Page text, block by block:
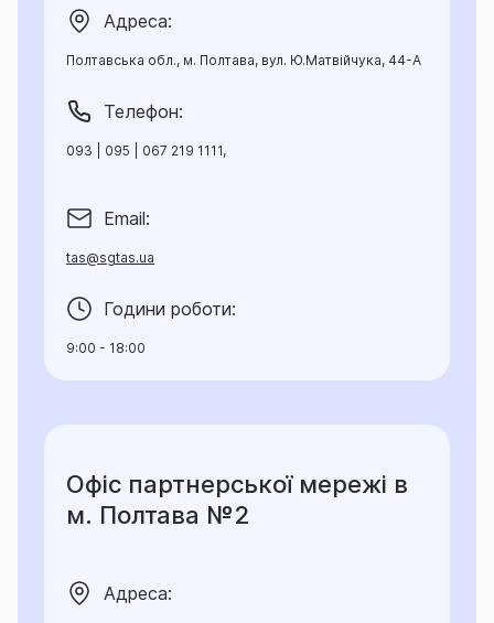
Адреса:
Полтавська обл., м. Полтава, вул. Ю.Матвійчука, 44-А
Телефон:
093 | 095 | 067 219 1111,
Email:
tas@sgtas.ua
Години роботи:
9:00 - 18:00
Офіс партнерської мережі в
м. Полтава №2
Адреса: